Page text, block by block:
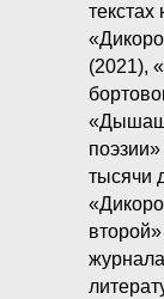
текстах
(2021),
тысячи